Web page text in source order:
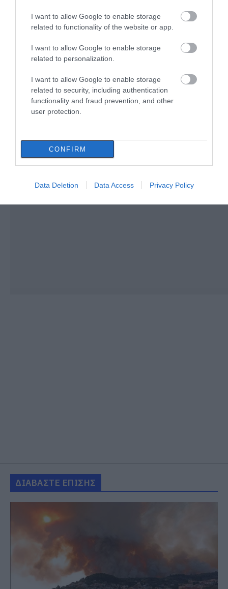
I want to allow Google to enable storage
related to functionality of the website or app.
I want to allow Google to enable storage
related to personalization.
I want to allow Google to enable storage
related to security, including authentication
functionality and fraud prevention, and other
user protection.
CONFIRM
Data Deletion Data Access Privacy Policy
Σήμερα το μεγαλύτερο πανηγύρι
του καλοκαιριού στην Εύβοια
ΔΙΑΒΑΣΤΕ ΕΠΙΣΗΣ